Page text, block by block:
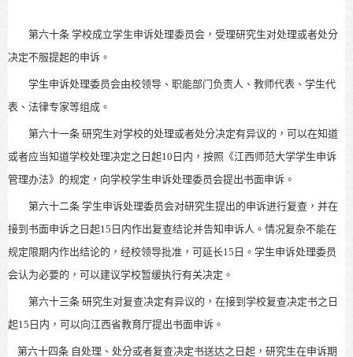
第六十条 学校成立学生申诉处理委员会，受理研究生对处理或者处分
决定不服提起的申诉。
学生申诉处理委员会由校领导、职能部门负责人、教师代表、学生代
表、法律专家等组成。
第六十一条 研究生对学校的处理或者处分决定有异议的， 可以在知道
或者应当知道学校处理决定之日起10日内，按照《江西师范大学学生申诉
管理办法》的规定， 向学校学生申诉处理委员会提出书面申诉。
第六十二条 学生申诉处理委员会对研究生提出的申诉进行复查，并在
接到书面申诉之日起15日内作出复查结论并告知申诉人。情况复杂不能在
规定限期内作出结论的，经校领导批准，可延长15日。学生申诉处理委员
会认为必要的，可以建议学校暂缓执行有关决定。
第六十三条 研究生对复查决定有异议的，在接到学校复查决定书之日
起15日内，可以向江西省教育厅提出书面申诉。
第六十四条 自处理、处分或者复查决定书送达之日起， 研究生在申诉期